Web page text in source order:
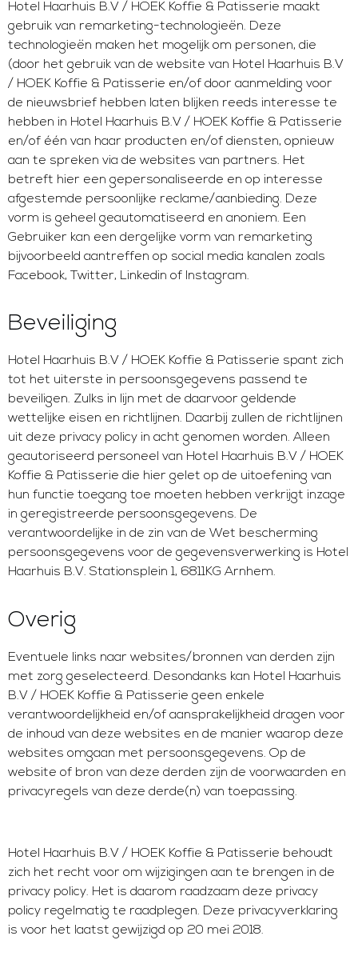
Hotel Haarhuis B.V / HOEK Koffie & Patisserie maakt
gebruik van remarketing-technologieën. Deze
technologieën maken het mogelijk om personen, die
(door het gebruik van de website van Hotel Haarhuis B.V
/ HOEK Koffie & Patisserie en/of door aanmelding voor
de nieuwsbrief hebben laten blijken reeds interesse te
hebben in Hotel Haarhuis B.V / HOEK Koffie & Patisserie
en/of één van haar producten en/of diensten, opnieuw
aan te spreken via de websites van partners. Het
betreft hier een gepersonaliseerde en op interesse
afgestemde persoonlijke reclame/aanbieding. Deze
vorm is geheel geautomatiseerd en anoniem. Een
Gebruiker kan een dergelijke vorm van remarketing
bijvoorbeeld aantreffen op social media kanalen zoals
Facebook, Twitter, Linkedin of Instagram.
Beveiliging
Hotel Haarhuis B.V / HOEK Koffie & Patisserie spant zich
tot het uiterste in persoonsgegevens passend te
beveiligen. Zulks in lijn met de daarvoor geldende
wettelijke eisen en richtlijnen. Daarbij zullen de richtlijnen
uit deze privacy policy in acht genomen worden. Alleen
geautoriseerd personeel van Hotel Haarhuis B.V / HOEK
Koffie & Patisserie die hier gelet op de uitoefening van
hun functie toegang toe moeten hebben verkrijgt inzage
in geregistreerde persoonsgegevens. De
verantwoordelijke in de zin van de Wet bescherming
persoonsgegevens voor de gegevensverwerking is Hotel
Haarhuis B.V. Stationsplein 1, 6811KG Arnhem.
Overig
Eventuele links naar websites/bronnen van derden zijn
met zorg geselecteerd. Desondanks kan Hotel Haarhuis
B.V / HOEK Koffie & Patisserie geen enkele
verantwoordelijkheid en/of aansprakelijkheid dragen voor
de inhoud van deze websites en de manier waarop deze
websites omgaan met persoonsgegevens. Op de
website of bron van deze derden zijn de voorwaarden en
privacyregels van deze derde(n) van toepassing.
Hotel Haarhuis B.V / HOEK Koffie & Patisserie behoudt
zich het recht voor om wijzigingen aan te brengen in de
privacy policy. Het is daarom raadzaam deze privacy
policy regelmatig te raadplegen. Deze privacyverklaring
is voor het laatst gewijzigd op 20 mei 2018.